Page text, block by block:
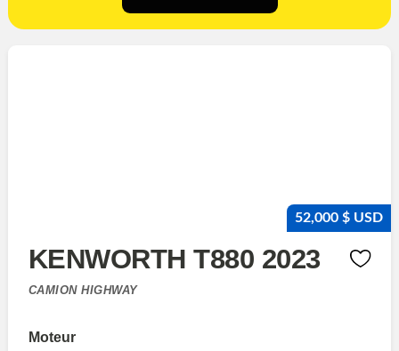
52,000 $ USD
KENWORTH T880 2023
CAMION HIGHWAY
Moteur